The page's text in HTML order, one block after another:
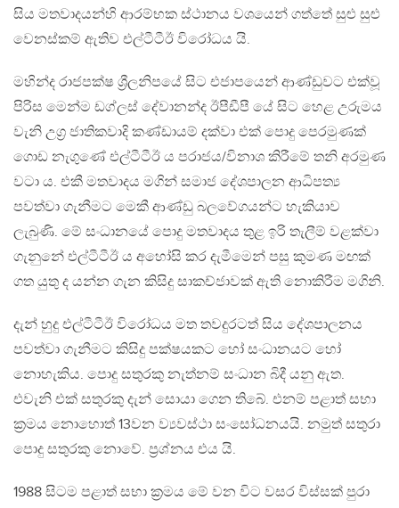
සිය මතවාදයන්හි ආරම්භක ස්ථානය වශයෙන් ගත්තේ සුළු සුළු
වෙනස්කම් ඇතිව එල්ටීටීඊ විරෝධය යි.
මහින්ද රාජපක්ෂ ශ්‍රීලනිපයේ සිට එජාපයෙන් ආණ්ඩුවට එක්වූ
පිරිස මෙන්ම ඩග්ලස් දේවානන්ද ඊපීඩීපී යේ සිට හෙළ උරුමය
වැනි උග්‍ර ජාතිකවාදි කණ්ඩායම් දක්වා එක් පොදු පෙරමුණක්
ගොඩ නැගුණේ එල්ටීටීඊ ය පරාජය/විනාශ කිරීමේ තනි අරමුණ
වටා ය. එකී මතවාදය මගින් සමාජ දේශපාලන ආධිපත්‍ය
පවත්වා ගැනීමට මෙකී ආණ්ඩු බලවේගයන්ට හැකියාව
ලැබුණි. මේ සංධානයේ පොදු මතවාදය තුළ ඉරි තැලීම් වළක්වා
ගැනුනේ එල්ටීටීඊ ය අහෝසි කර දැමීමෙන් පසු කුමණ මඟක්
ගත යුතු ද යන්න ගැන කිසිදු සාකච්ජාවක් ඇති නොකිරීම මගිනි.
දැන් හුදු එල්ටීටීඊ විරෝධය මත තවදුරටත් සිය දේශපාලනය
පවත්වා ගැනීමට කිසිදු පක්ෂයකට හෝ සංධානයට හෝ
නොහැකිය. පොදු සතුරකු නැත්නම් සංධාන බිදී යනු ඇත.
එවැනි එක් සතුරකු දැන් සොයා ගෙන තිබේ. එනම් පළාත් සභා
ක්‍රමය නොහොත් 13වන ව්‍යවස්ථා සංසෝධනයයි. නමුත් සතුරා
පොදු සතුරකු නොවේ. ප්‍රශ්නය එය යි.
1988 සිටම පළාත් සභා ක්‍රමය මේ වන විට වසර විස්සක් පුරා